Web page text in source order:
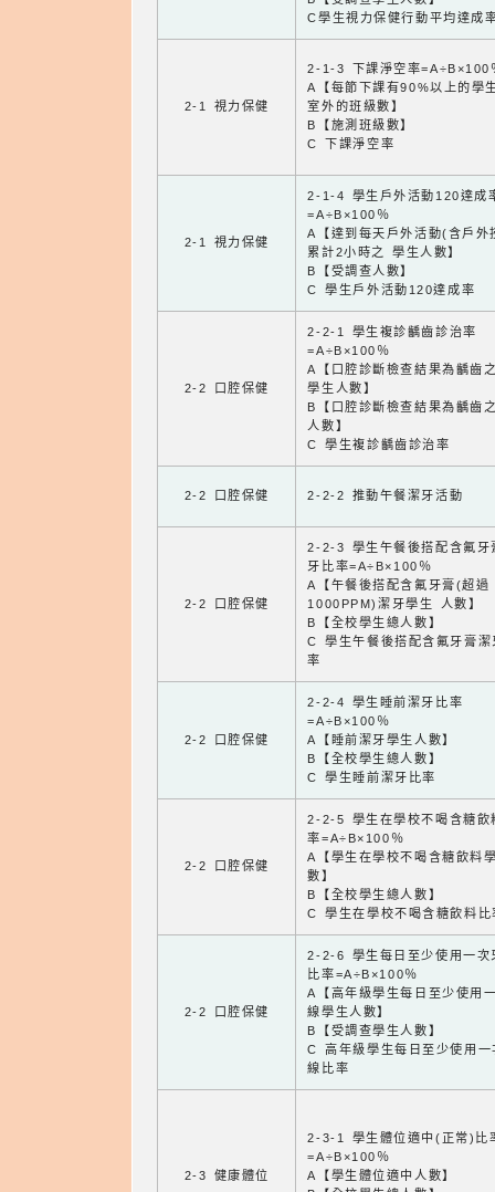
C學生視力保健行動平均達成
2-1 視力保健
2-1-3 下課淨空率=A÷B×100
A【每節下課有90%以上的學
室外的班級數】
B【施測班級數】
C 下課淨空率
2-1 視力保健
2-1-4 學生戶外活動120達成
=A÷B×100％
A【達到每天戶外活動(含戶外
累計2小時之 學生人數】
B【受調查人數】
C 學生戶外活動120達成率
2-2 口腔保健
2-2-1 學生複診齲齒診治率
=A÷B×100％
A【口腔診斷檢查結果為齲齒
學生人數】
B【口腔診斷檢查結果為齲齒
人數】
C 學生複診齲齒診治率
2-2 口腔保健 2-2-2 推動午餐潔牙活動
2-2 口腔保健
2-2-3 學生午餐後搭配含氟牙
牙比率=A÷B×100％
A【午餐後搭配含氟牙膏(超過
1000PPM)潔牙學生 人數】
B【全校學生總人數】
C 學生午餐後搭配含氟牙膏潔
率
2-2 口腔保健
2-2-4 學生睡前潔牙比率
=A÷B×100％
A【睡前潔牙學生人數】
B【全校學生總人數】
C 學生睡前潔牙比率
2-2 口腔保健
2-2-5 學生在學校不喝含糖飲
率=A÷B×100％
A【學生在學校不喝含糖飲料
數】
B【全校學生總人數】
C 學生在學校不喝含糖飲料比
2-2 口腔保健
2-2-6 學生每日至少使用一次
比率=A÷B×100％
A【高年級學生每日至少使用
線學生人數】
B【受調查學生人數】
C 高年級學生每日至少使用一
線比率
2-3 健康體位
2-3-1 學生體位適中(正常)比
=A÷B×100％
A【學生體位適中人數】